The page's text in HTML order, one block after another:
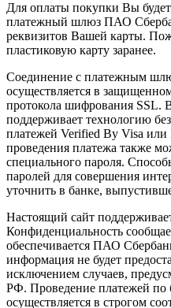
Для оплаты покупки Вы
платежный шлюз ПАО
реквизитов Вашей карты.
пластиковую карту заранее.
Соединение с платежным
осуществляется в
протокола шифрования SSL.
поддерживает технологию
платежей Verified By Visa или
проведения платежа также
специального пароля.
паролей для совершения
уточнить в банке,
Настоящий сайт
Конфиденциальность
обеспечивается ПАО
информация не будет
исключением случаев,
РФ. Проведение платежей по
осуществляется в строгом